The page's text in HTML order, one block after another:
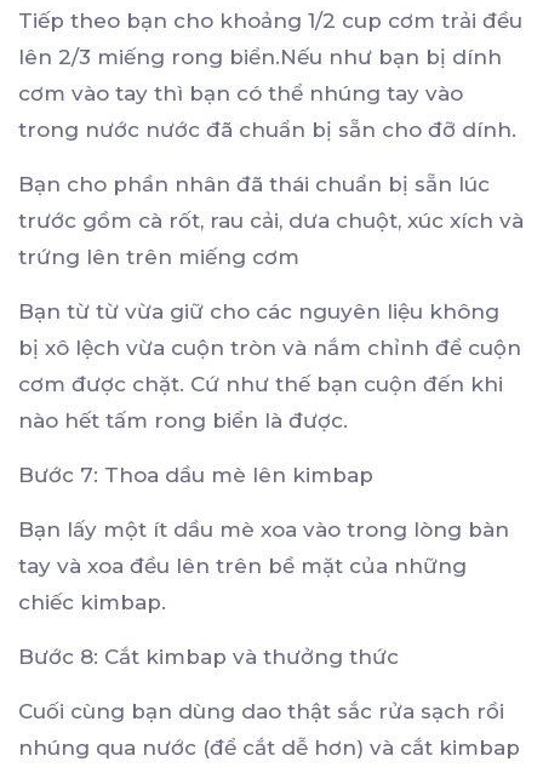
Tiếp theo bạn cho khoảng 1/2 cup cơm trải đều
lên 2/3 miếng rong biển.Nếu như bạn bị dính
cơm vào tay thì bạn có thể nhúng tay vào
trong nước nước đã chuẩn bị sẵn cho đỡ dính.
Bạn cho phần nhân đã thái chuẩn bị sẵn lúc
trước gồm cà rốt, rau cải, dưa chuột, xúc xích và
trứng lên trên miếng cơm
Bạn từ từ vừa giữ cho các nguyên liệu không
bị xô lệch vừa cuộn tròn và nắm chỉnh để cuộn
cơm được chặt. Cứ như thế bạn cuộn đến khi
nào hết tấm rong biển là được.
Bước 7: Thoa dầu mè lên kimbap
Bạn lấy một ít dầu mè xoa vào trong lòng bàn
tay và xoa đều lên trên bề mặt của những
chiếc kimbap.
Bước 8: Cắt kimbap và thưởng thức
Cuối cùng bạn dùng dao thật sắc rửa sạch rồi
nhúng qua nước (để cắt dễ hơn) và cắt kimbap